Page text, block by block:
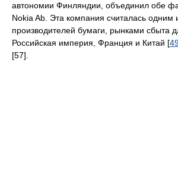
автономии Финляндии, объединил обе
Nokia Ab. Эта компания считалась одним
производителей бумаги, рынками сбыта
Российская империя, Франция и Китай [
[57].